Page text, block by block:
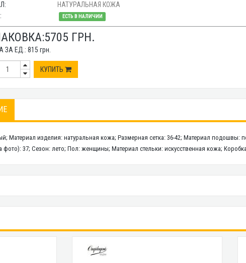
НАТУРАЛЬНАЯ КОЖА
ЕСТЬ В НАЛИЧИИ
5705 ГРН.
ЗА ЕД.:815 грн.
КУПИТЬ
Материал изделия: натуральная кожа; Размерная сетка: 36-42; Материал подошвы:
фото): 37; Сезон: лето; Пол: женщины; Материал стельки: искусственная кожа;